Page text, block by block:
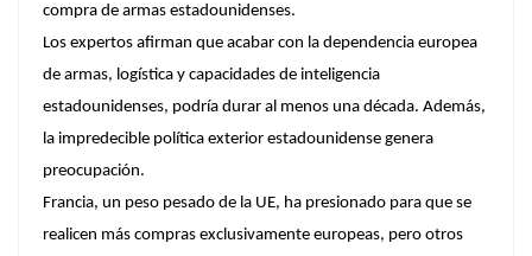
compra de armas estadounidenses.
Los expertos afirman que acabar con la dependencia europea
de armas, logística y capacidades de inteligencia
estadounidenses, podría durar al menos una década. Además,
la impredecible política exterior estadounidense genera
preocupación.
Francia, un peso pesado de la UE, ha presionado para que se
realicen más compras exclusivamente europeas, pero otros